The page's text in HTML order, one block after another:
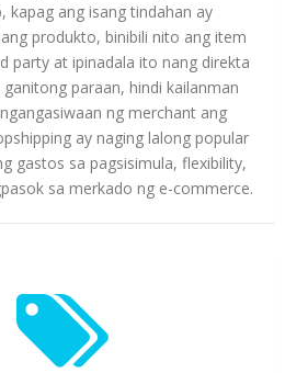
kapag ang isang tindahan ay
produkto, binibili nito ang item
party at ipinadala ito nang direkta
paraan, hindi kailanman
ng merchant ang
ay naging lalong popular
gastos sa pagsisimula, flexibility,
sa merkado ng e-commerce.
Pribadong Label